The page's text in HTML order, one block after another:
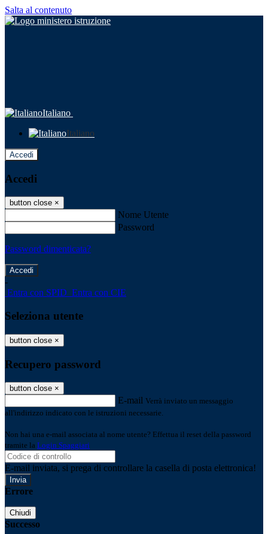
Salta al contenuto
Italiano
Italiano
Accedi
Accedi
button close ×
Nome Utente
Password
Password dimenticata?
-
Entra con SPID Entra con CIE
Seleziona utente
button close ×
Recupero password
button close ×
E-mail Verrà inviato un messaggio
all'indirizzo indicato con le istruzioni necessarie.
Non hai una e-mail associata al nome utente? Effettua il reset della password
tramite la Login Spaggiari
E-mail inviata, si prega di controllare la casella di posta elettronica!
Errore
Chiudi
Successo